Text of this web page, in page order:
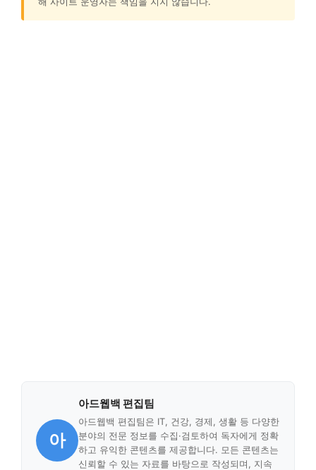
아
아드웹백 편집팀
아드웹백 편집팀은 IT, 건강, 경제, 생활 등 다양한
분야의 전문 정보를 수집·검토하여 독자에게 정확
하고 유익한 콘텐츠를 제공합니다. 모든 콘텐츠는
신뢰할 수 있는 자료를 바탕으로 작성되며, 지속